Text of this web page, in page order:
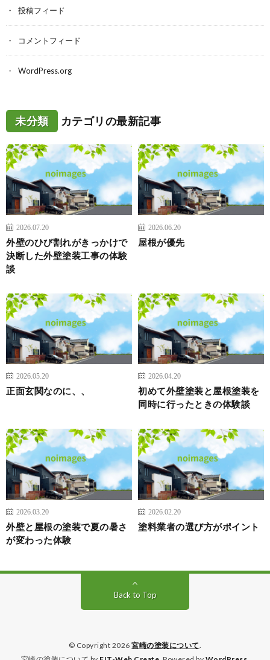
投稿フィード
コメントフィード
WordPress.org
未分類 カテゴリの最新記事
2026.07.20
外壁のひび割れがきっかけで
決断した外壁塗装工事の体験
談
2026.06.20
屋根が優先
2026.05.20
正面玄関なのに、、
2026.04.20
初めて外壁塗装と屋根塗装を
同時に行ったときの体験談
2026.03.20
外壁と屋根の塗装で夏の暑さ
が変わった体験
2026.02.20
塗料業者の選び方がポイント
Back to Top
© Copyright 2026宮崎の塗装について